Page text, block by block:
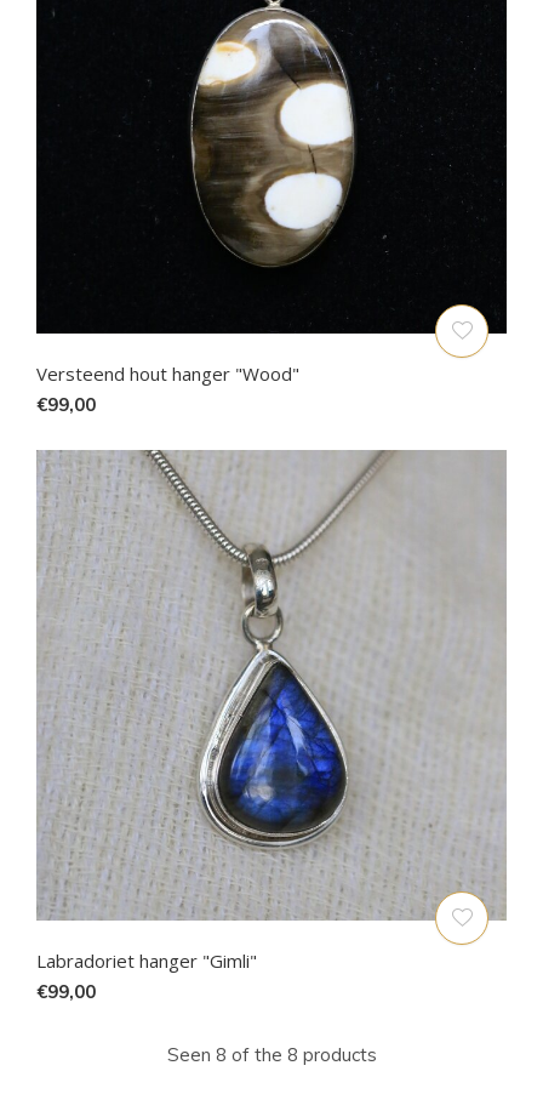
Versteend hout hanger "Wood"
€99,00
Labradoriet hanger "Gimli"
€99,00
Seen 8 of the 8 products